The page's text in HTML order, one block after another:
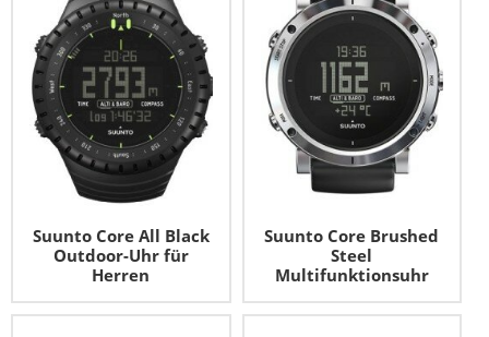
Suunto Core All Black
Outdoor-Uhr für
Herren
Suunto Core Brushed
Steel
Multifunktionsuhr